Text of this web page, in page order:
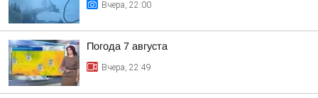
Вчера, 22:00
Погода 7 августа
Вчера, 22:49